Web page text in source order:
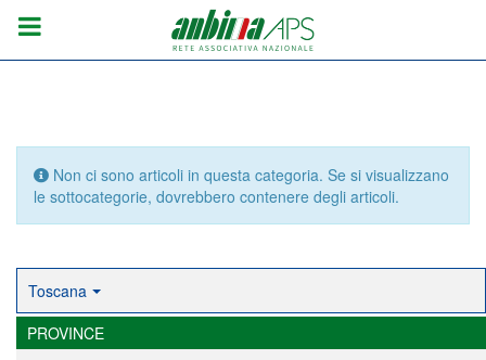
Info
Non ci sono articoli in questa categoria. Se si visualizzano
le sottocategorie, dovrebbero contenere degli articoli.
Toscana
PROVINCE